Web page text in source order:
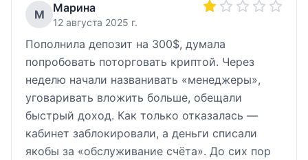
М Марина
12 августа 2025 г.
Пополнила депозит на 300$, думала
попробовать поторговать криптой. Через
неделю начали названивать «менеджеры»,
уговаривать вложить больше, обещали
быстрый доход. Как только отказалась —
кабинет заблокировали, а деньги списали
якобы за «обслуживание счёта». До сих пор